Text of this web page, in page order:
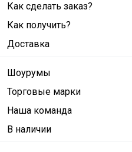
Как сделать заказ?
Как получить?
Доставка
Шоурумы
Торговые марки
Наша команда
В наличии